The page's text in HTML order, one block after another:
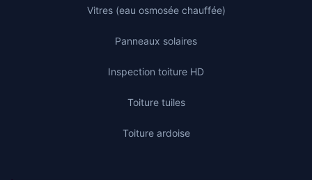
Vitres (eau osmosée chauffée)
Panneaux solaires
Inspection toiture HD
Toiture tuiles
Toiture ardoise